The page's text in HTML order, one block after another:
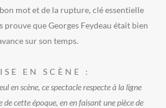
mot et de la rupture, clé essentielle
prouve que Georges Feydeau était bien
sur son temps.
EN SCÈNE :
en scène, ce spectacle respecte à la ligne
cette époque, en en faisant une pièce de